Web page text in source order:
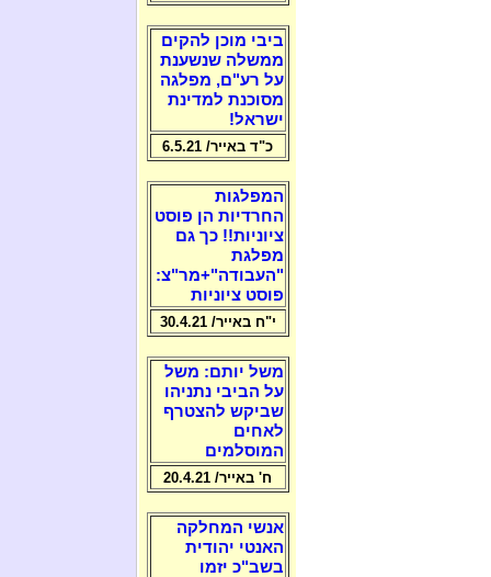
ביבי מוכן להקים
ממשלה שנשענת
על רע"ם, מפלגה
מסוכנת למדינת
ישראל!
כ"ד באייר/ 6.5.21
המפלגות
החרדיות הן פוסט
ציוניות!! כך גם
מפלגת
"העבודה"+מר"צ:
פוסט ציוניות
י"ח באייר/ 30.4.21
משל יותם: משל
על הביבי נתניהו
שביקש להצטרף
לאחים
המוסלמים
ח' באייר/ 20.4.21
אנשי המחלקה
האנטי יהודית
בשב"כ יזמו